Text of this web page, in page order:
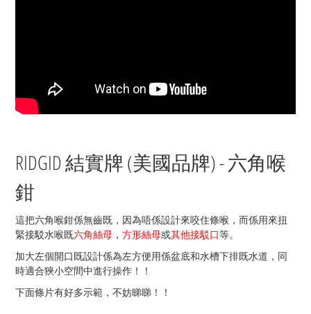
RIDGID 結實牌 (美國品牌) - 六角喉
鉗
這把六角喉鉗係無齒既，因為唔係設計來咬住條喉，而係用來扭
緊接駁水喉既六角絲母 ， 方形絲母或其他接駁口等。
加大左個開口既設計係為左方便用係盆底和水槽下排既水道，同
時適合狹小空間中進行操作！！
下面條片有好多示範，不妨睇睇！！